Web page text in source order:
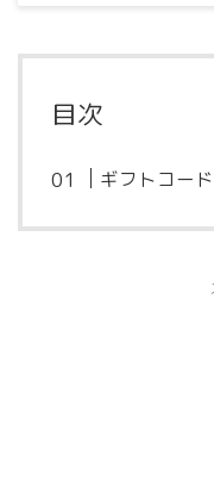
目次
ギフトコー